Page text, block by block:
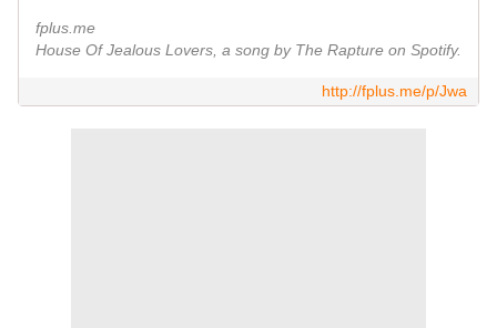
fplus.me
House Of Jealous Lovers, a song by The Rapture on Spotify.
http://fplus.me/p/Jwa